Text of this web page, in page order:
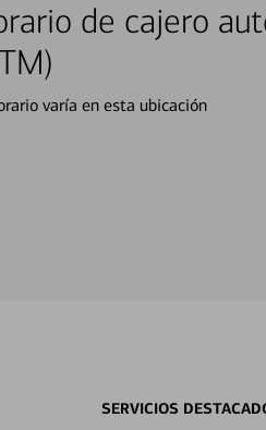
de cajero
varía en esta ubicación
SERVICIOS